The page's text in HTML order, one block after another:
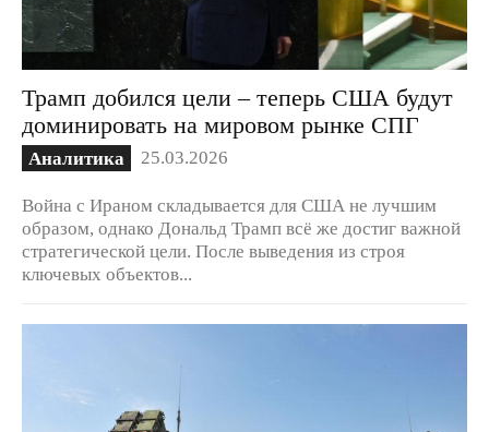
Трамп добился цели – теперь США будут
доминировать на мировом рынке СПГ
Аналитика 25.03.2026
Война с Ираном складывается для США не лучшим
образом, однако Дональд Трамп всё же достиг важной
стратегической цели. После выведения из строя
ключевых объектов...